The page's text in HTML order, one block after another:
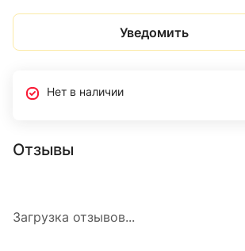
Уведомить
Нет в наличии
Отзывы
Загрузка отзывов...